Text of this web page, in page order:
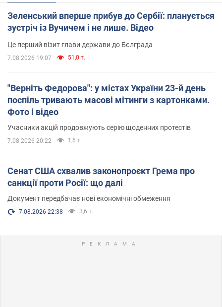
Зеленський вперше прибув до Сербії: планується
зустріч із Вучичем і не лише. Відео
Це перший візит глави держави до Бєлграда
7.08.2026 19:07 51,0 т.
"Верніть Федорова": у містах України 23-й день
поспіль тривають масові мітинги з картонками.
Фото і відео
Учасники акцій продовжують серію щоденних протестів
7.08.2026 20:22 1,6 т.
Сенат США схвалив законопроєкт Грема про
санкції проти Росії: що далі
Документ передбачає нові економічні обмеження
7.08.2026 22:38 3,6 т.